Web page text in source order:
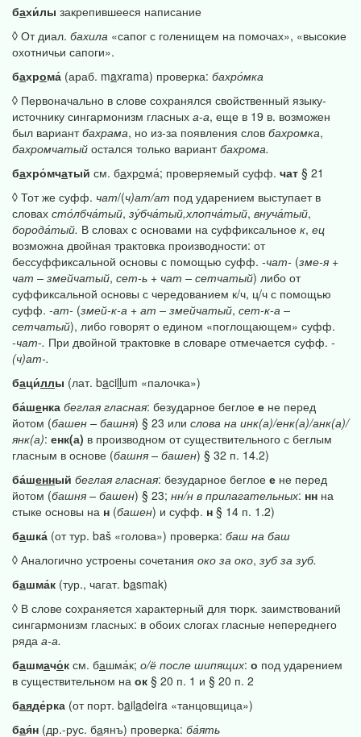
бахи́лы закрепившееся написание
◊ От диал. бахила «сапог с голенищем на помочах», «высокие
охотничьи сапоги».
бахрома́ (араб. maxrama) проверка: бахро́мка
◊ Первоначально в слове сохранялся свойственный языку-
источнику сингармонизм гласных а-а, еще в 19 в. возможен
был вариантбахрама, но из-за появления слов бахромка,
бахромчатый остался только вариантбахрома.
бахро́мчатый см. бахрома́; проверяемый суфф. чат § 21
◊ Тот же суфф. чат/(ч)ат/ат под ударением выступает в
словах сто́лбча́тый, зу́бча́тый,хлопча́тый, внуча́тый,
борода́тый. В словах с основами на суффиксальное к, ец
возможна двойная трактовка производности: от
бессуффиксальной основы с помощью суфф. -чат- (зме-я +
чат – змейчатый, сет-ь + чат – сетчатый) либо от
суффиксальной основы с чередованием к/ч, ц/ч с помощью
суфф. -ат- (змей-к-а + ат – змейчатый, сет-к-а –
сетчатый), либо говорят о едином «поглощающем» суфф.
-чат-. При двойной трактовке в словаре отмечается суфф. -
(ч)ат-.
баци́ллы (лат. bacillum «палочка»)
ба́шенка беглая гласная: безударное беглое е не перед
йотом (башен – башня) § 23 или слова на инк(а)/енк(а)/анк(а)/
янк(а): енк(а) в производном от существительного с беглым
гласным в основе (башня – башен) § 32 п. 14.2)
ба́шенный беглая гласная: безударное беглое е не перед
йотом (башня – башен) § 23; нн/н в прилагательных: нн на
стыке основы на н (башен) и суфф. н § 14 п. 1.2)
башка́ (от тур. baš «голова») проверка: баш на баш
◊ Аналогично устроены сочетания око за око, зуб за зуб.
башма́к (тур., чагат. basmak)
◊ В слове сохраняется характерный для тюрк. заимствований
сингармонизм гласных: в обоих слогах гласные непереднего
ряда а-а.
башмачо́к см. башма́к; о/ё после шипящих: о под ударением
в существительном на ок § 20 п. 1 и § 20 п. 2
баяде́рка (от порт. bailadeira «танцовщица»)
бая́н (др.-рус. баянъ) проверка: ба́ять